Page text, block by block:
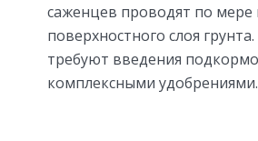
саженцев проводят по мере
поверхностного слоя
требуют введения
комплексными удобрениями.